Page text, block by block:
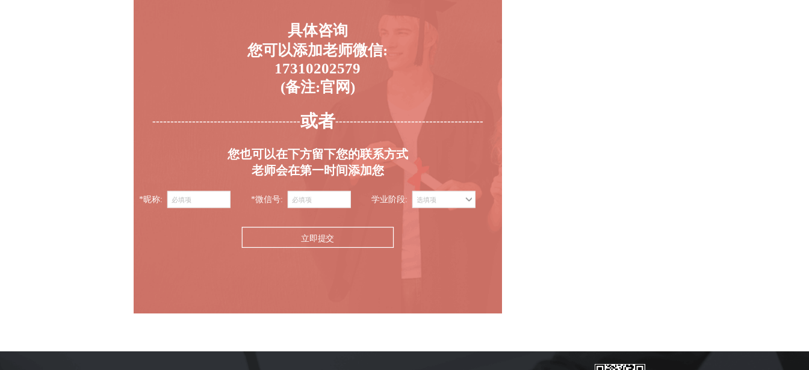
具体咨询
您可以添加老师微信:
17310202579
(备注:官网)
-----------------------------------------或者-----------------------------------------
您也可以在下方留下您的联系方式
老师会在第一时间添加您
*昵称: *微信号: 学业阶段:
立即提交